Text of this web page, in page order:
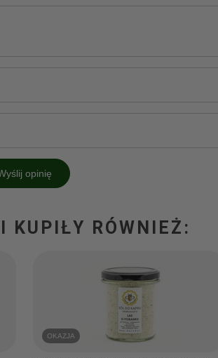
opinię
KUPIŁY RÓWNIEŻ:
OKAZJA